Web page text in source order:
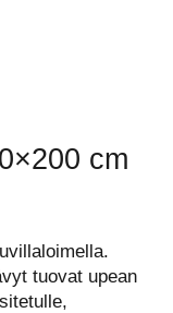
cm
tuovat upean